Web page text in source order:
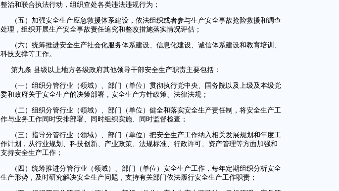
整治和联合执法行动，组织查处各类违法违规行为；
（五）加强安全生产应急救援体系建设，依法组织或者参与生产安全事故抢险救援和调查
处理，组织开展生产安全事故责任追究和整改措施落实情况评估；
（六）统筹推进安全生产社会化服务体系建设、信息化建设、诚信体系建设和教育培训、
科技支撑等工作。
第九条 县级以上地方各级政府其他领导干部安全生产职责主要包括：
（一）组织分管行业（领域）、部门（单位）贯彻执行党中央、国务院以及上级及本级党
委和政府关于安全生产的决策部署，安全生产方针政策、法律法规；
（二）组织分管行业（领域）、部门（单位）健全和落实安全生产责任制，将安全生产工
作与业务工作同时安排部署、同时组织实施、同时监督检查；
（三）指导分管行业（领域）、部门（单位）把安全生产工作纳入相关发展规划和年度工
作计划，从行业规划、科技创新、产业政策、法规标准、行政许可、资产管理等方面加强和
支持安全生产工作；
（四）统筹推进分管行业（领域）、部门（单位）安全生产工作，每年定期组织分析安全
生产形势，及时研究解决安全生产问题，支持有关部门依法履行安全生产工作职责；